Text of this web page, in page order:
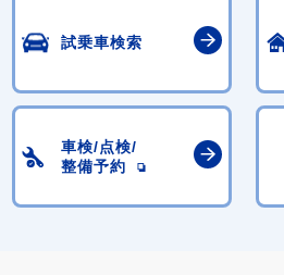
試乗車検索
車検/点検/
整備予約